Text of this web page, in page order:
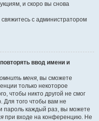
и скоро вы снова
с администратором
ввод имени и
меня, вы сможете
только некоторое
чтобы никто другой не смог
Для того чтобы вам не
пароль каждый раз, вы можете
при входе на конференцию. Не